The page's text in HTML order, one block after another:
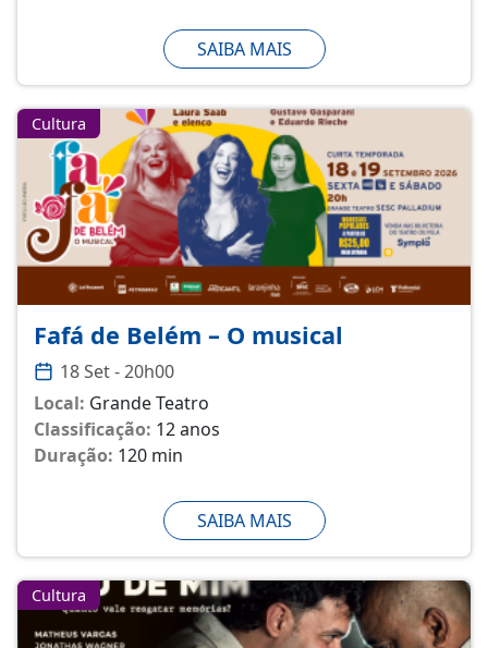
SAIBA MAIS
Cultura
Fafá de Belém – O musical
18 Set - 20h00
Local: Grande Teatro
Classificação: 12 anos
Duração: 120 min
SAIBA MAIS
Cultura